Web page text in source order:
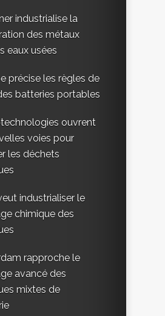
industrialise la
des métaux
eaux usées
précise les règles de
batteries portables
ouvrent
voies pour
les déchets
industrialiser le
chimique des
rapproche le
avancé des
mixtes de